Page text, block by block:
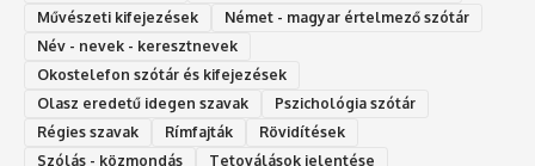
Művészeti kifejezések
Német - magyar értelmező szótár
Név - nevek - keresztnevek
Okostelefon szótár és kifejezések
Olasz eredetű idegen szavak
Ps‮gólohciz‬ia s‮átóz‬r
Régies szavak
Rímfajták
Rövidítések
Szólás - közmondás
Tetoválások jelentése